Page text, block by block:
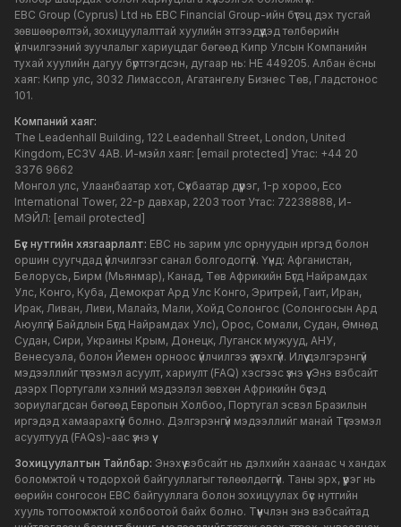
EBC Group (Cyprus) Ltd нь EBC Financial Group-ийн бүтэц дэх тусгай
зөвшөөрөлтэй, зохицуулалттай хуулийн этгээдүүдэд төлбөрийн
үйлчилгээний зуучлалыг хариуцдаг бөгөөд Кипр Улсын Компанийн
тухай хуулийн дагуу бүртгэгдсэн, дугаар нь: HE 449205. Албан ёсны
хаяг: Кипр улс, 3032 Лимассол, Агатангелу Бизнес Төв, Гладстонос
101.
Компаний хаяг:
The Leadenhall Building, 122 Leadenhall Street, London, United
Kingdom, EC3V 4AB. И-мэйл хаяг: [email protected] Утас: +44 20
3376 9662
Монгол улс, Улаанбаатар хот, Сүхбаатар дүүрэг, 1-р хороо, Eco
International Tower, 22-р давхар, 2203 тоот Утас: 72238888, И-
МЭЙЛ: [email protected]
Бүс нутгийн хязгаарлалт: EBC нь зарим улс орнуудын иргэд болон
оршин суугчдад үйлчилгээг санал болгодоггүй. Үүнд: Афганистан,
Белорусь, Бирм (Мьянмар), Канад, Төв Африкийн Бүгд Найрамдах
Улс, Конго, Куба, Демократ Ард Улс Конго, Эритрей, Гаит, Иран,
Ирак, Ливан, Ливи, Малайз, Мали, Хойд Солонгос (Солонгосын Ард
Аюулгүй Байдлын Бүгд Найрамдах Улс), Орос, Сомали, Судан, Өмнөд
Судан, Сири, Украины Крым, Донецк, Луганск мужууд, АНУ,
Венесуэла, болон Йемен орноос үйлчилгээ үзүүлэхгүй. Илүү дэлгэрэнгүй
мэдээллийг түгээмэл асуулт, хариулт (FAQ) хэсгээс үзнэ үү. Энэ вэбсайт
дээрх Португали хэлний мэдээлэл зөвхөн Африкийн бүсэд
зориулагдсан бөгөөд Европын Холбоо, Португал эсвэл Бразилын
иргэдэд хамаарахгүй болно. Дэлгэрэнгүй мэдээллийг манай Түгээмэл
асуултууд (FAQs)-аас үзнэ үү.
Зохицуулалтын Тайлбар: Энэхүү вэбсайт нь дэлхийн хаанаас ч хандах
боломжтой ч тодорхой байгууллагыг төлөөлдөггүй. Таны эрх, үүрэг нь
өөрийн сонгосон EBC байгууллага болон зохицуулах бүс нутгийн
хууль тогтоомжтой холбоотой байх болно. Түүнчлэн энэ вэбсайтад